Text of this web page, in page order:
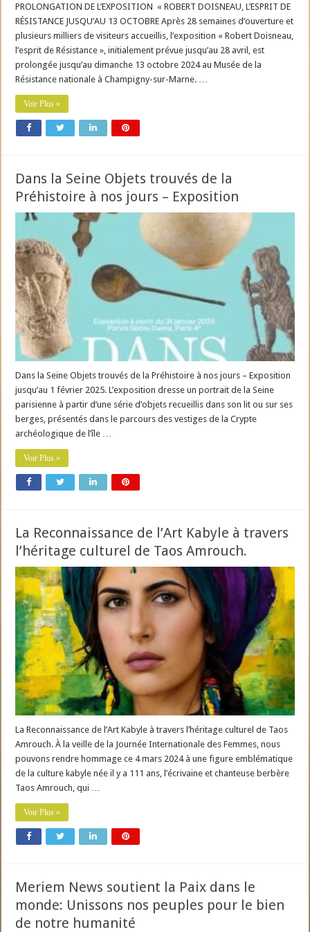
PROLONGATION DE L’EXPOSITION « ROBERT DOISNEAU, L’ESPRIT DE
RÉSISTANCE JUSQU’AU 13 OCTOBRE Après 28 semaines d’ouverture et
plusieurs milliers de visiteurs accueillis, l’exposition « Robert Doisneau,
l’esprit de Résistance », initialement prévue jusqu’au 28 avril, est
prolongée jusqu’au dimanche 13 octobre 2024 au Musée de la
Résistance nationale à Champigny-sur-Marne. …
Voir Plus »
Dans la Seine Objets trouvés de la
Préhistoire à nos jours – Exposition
Dans la Seine Objets trouvés de la Préhistoire à nos jours – Exposition
jusqu’au 1 février 2025. L’exposition dresse un portrait de la Seine
parisienne à partir d’une série d’objets recueillis dans son lit ou sur ses
berges, présentés dans le parcours des vestiges de la Crypte
archéologique de l’île …
Voir Plus »
La Reconnaissance de l’Art Kabyle à travers
l’héritage culturel de Taos Amrouch.
La Reconnaissance de l’Art Kabyle à travers l’héritage culturel de Taos
Amrouch. À la veille de la Journée Internationale des Femmes, nous
pouvons rendre hommage ce 4 mars 2024 à une figure emblématique
de la culture kabyle née il y a 111 ans, l’écrivaine et chanteuse berbère
Taos Amrouch, qui …
Voir Plus »
Meriem News soutient la Paix dans le
monde: Unissons nos peuples pour le bien
de notre humanité